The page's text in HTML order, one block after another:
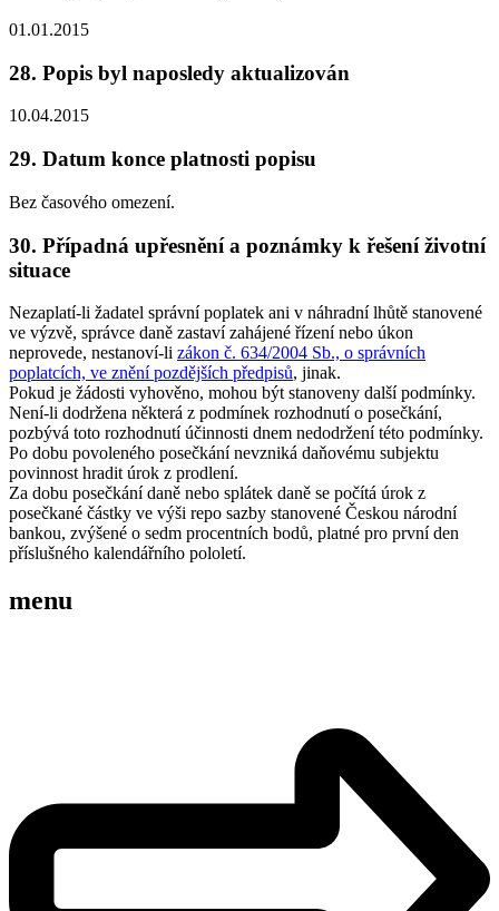
01.01.2015
28. Popis byl naposledy aktualizován
10.04.2015
29. Datum konce platnosti popisu
Bez časového omezení.
30. Případná upřesnění a poznámky k řešení životní
situace
Nezaplatí-li žadatel správní poplatek ani v náhradní lhůtě stanovené
ve výzvě, správce daně zastaví zahájené řízení nebo úkon
neprovede, nestanoví-li zákon č. 634/2004 Sb., o správních
poplatcích, ve znění pozdějších předpisů, jinak.
Pokud je žádosti vyhověno, mohou být stanoveny další podmínky.
Není-li dodržena některá z podmínek rozhodnutí o posečkání,
pozbývá toto rozhodnutí účinnosti dnem nedodržení této podmínky.
Po dobu povoleného posečkání nevzniká daňovému subjektu
povinnost hradit úrok z prodlení.
Za dobu posečkání daně nebo splátek daně se počítá úrok z
posečkané částky ve výši repo sazby stanovené Českou národní
bankou, zvýšené o sedm procentních bodů, platné pro první den
příslušného kalendářního pololetí.
menu